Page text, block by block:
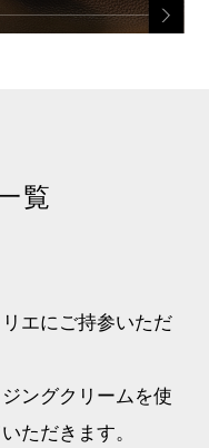
覧
エにご持参いただ
ングクリームを使
ただきます。